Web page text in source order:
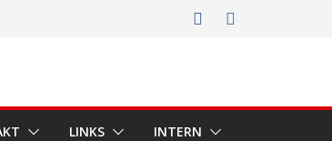
LINKS INTERN